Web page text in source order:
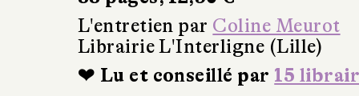
L'entretien par Coline Meurot
Librairie L'Interligne (Lille)
❤ Lu et conseillé par 15